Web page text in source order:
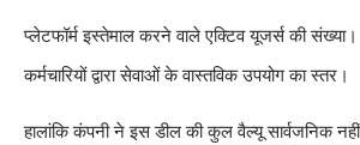
प्लेटफॉर्म इस्तेमाल करने वाले एक्टिव यूजर्स की संख्या।
कर्मचारियों द्वारा सेवाओं के वास्तविक उपयोग का स्तर।
हालांकि कंपनी ने इस डील की कुल वैल्यू सार्वजनिक